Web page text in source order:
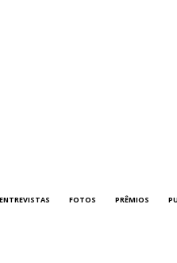
ENTREVISTAS FOTOS PRÊMIOS